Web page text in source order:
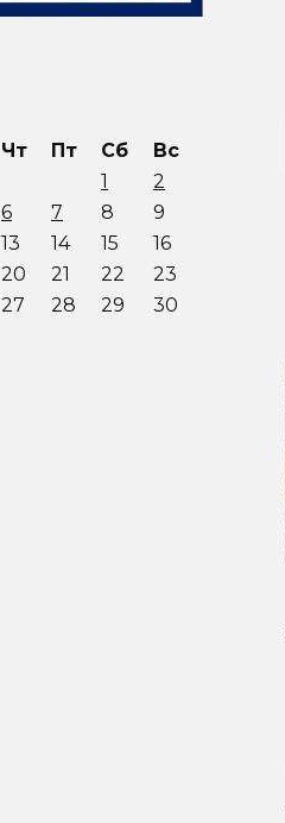
Чт Пт Сб
Вс
1
2
6 7 8
9
13 14 15
16
20 21 22
23
27 28 29
30